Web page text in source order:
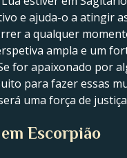
e ajuda-o a atingir
a qualquer
ampla e um
for apaixonado por
para fazer essas
uma força de
Escorpião